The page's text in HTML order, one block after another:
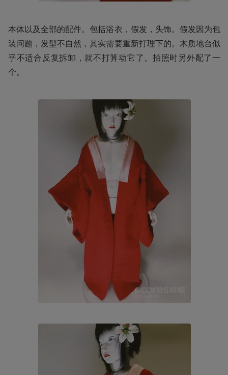
本体以及全部的配件。包括浴衣，假发，头饰。假发因为包
装问题，发型不自然，其实需要重新打理下的。木质地台似
乎不适合反复拆卸，就不打算动它了。拍照时另外配了一
个。